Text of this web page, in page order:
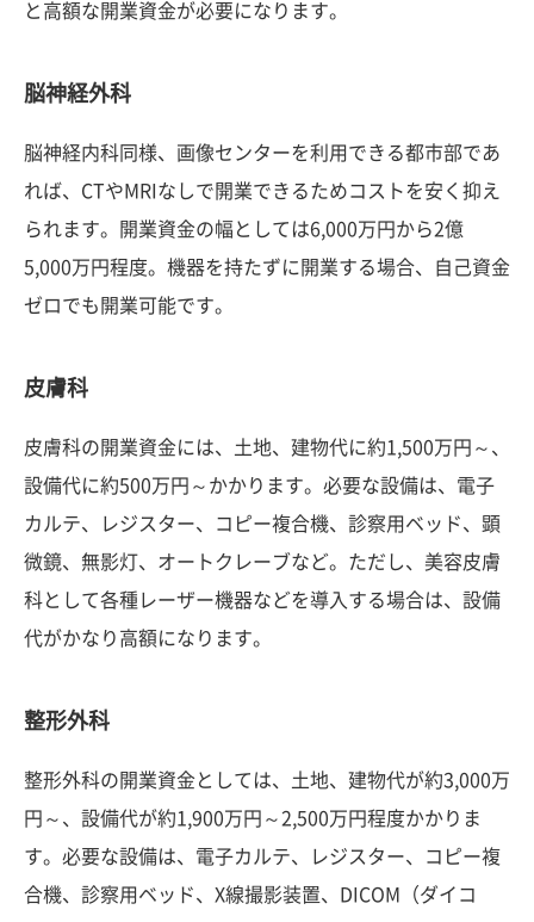
と高額な開業資金が必要になります。
脳神経外科
脳神経内科同様、画像センターを利用できる都市部であ
れば、CTやMRIなしで開業できるためコストを安く抑え
られます。開業資金の幅としては6,000万円から2億
5,000万円程度。機器を持たずに開業する場合、自己資金
ゼロでも開業可能です。
皮膚科
皮膚科の開業資金には、土地、建物代に約1,500万円～、
設備代に約500万円～かかります。必要な設備は、電子
カルテ、レジスター、コピー複合機、診察用ベッド、顕
微鏡、無影灯、オートクレーブなど。ただし、美容皮膚
科として各種レーザー機器などを導入する場合は、設備
代がかなり高額になります。
整形外科
整形外科の開業資金としては、土地、建物代が約3,000万
円～、設備代が約1,900万円～2,500万円程度かかりま
す。必要な設備は、電子カルテ、レジスター、コピー複
合機、診察用ベッド、X線撮影装置、DICOM（ダイコ